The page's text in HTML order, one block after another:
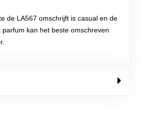
de LA567 omschrijft is casual en de
kan het beste omschreven